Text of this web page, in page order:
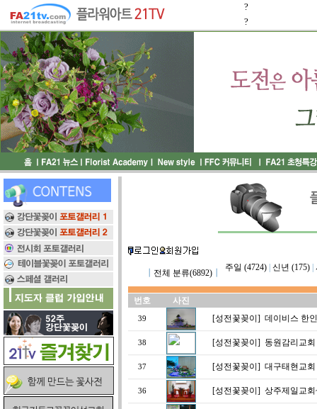
?
?
전체 분류(6892)┃
주일 (4724)| 신년 (175)|
번호 사진
39 [성전꽃꽂이] 데이비스 한
38 [성전꽃꽂이] 동원감리교
37 [성전꽃꽂이] 대구태현교회
36 [성전꽃꽂이] 상주제일교